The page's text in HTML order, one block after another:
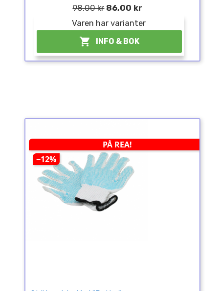
98,00 kr 86,00 kr
Varen har varianter
 INFO & BOK
PÅ REA!
−12%